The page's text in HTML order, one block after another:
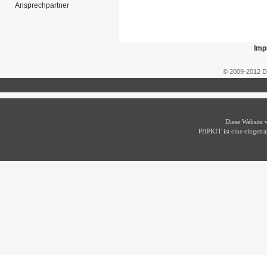
Ansprechpartner
© 2009-2012
Diese Website
PHPKIT ist eine